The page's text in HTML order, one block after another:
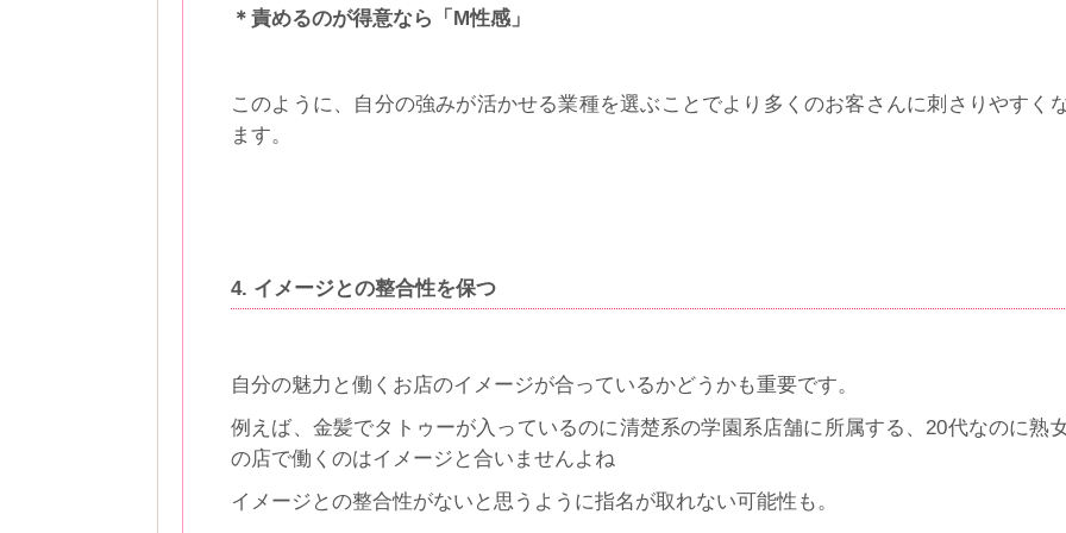
＊責めるのが得意なら「M性感」
このように、自分の強みが活かせる業種を選ぶことでより多くのお客さんに刺さりやすく
ます。
4. イメージとの整合性を保つ
自分の魅力と働くお店のイメージが合っているかどうかも重要です。
例えば、金髪でタトゥーが入っているのに清楚系の学園系店舗に所属する、20代なのに熟
の店で働くのはイメージと合いませんよね
イメージとの整合性がないと思うように指名が取れない可能性も。